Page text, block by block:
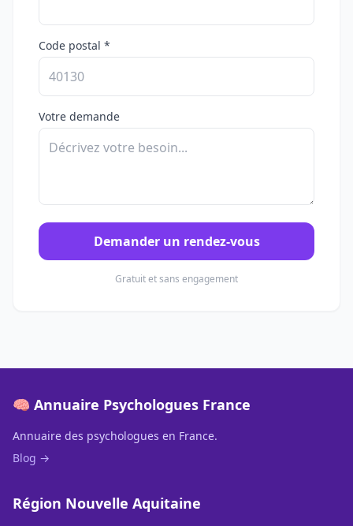
Code postal *
Votre demande
Demander un rendez-vous
Gratuit et sans engagement
🧠 Annuaire Psychologues France
Annuaire des psychologues en France.
Blog →
Région Nouvelle Aquitaine